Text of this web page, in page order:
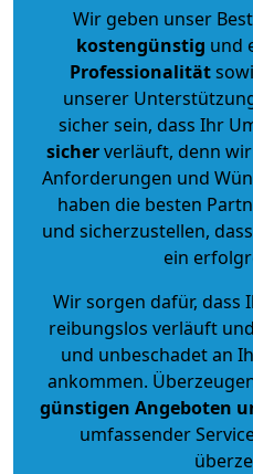
Wir geben unser
kostengünstig und
Professionalität
unserer
sicher sein, dass Ihr
sicherverläuft, denn
Anforderungen und
haben die besten
und sicherzustellen,
ein
Wir sorgen dafür, dass
reibungslos verläuft
und unbeschadet an
ankommen.
günstigen Angeboten
umfassender